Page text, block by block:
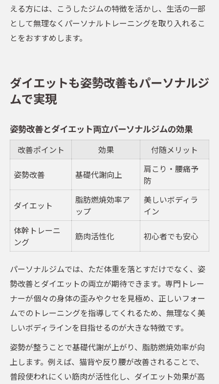
える方には、こうしたジムの特徴を活かし、生活の一部
として無理なくパーソナルトレーニングを取り入れるこ
とをおすすめします。
ダイエットも姿勢改善もパーソナルジ
ムで実現
姿勢改善とダイエット両立パーソナルジムの効果
改善ポイント 効果 付随メリット
姿勢改善 基礎代謝向上
肩こり・腰痛予
防
ダイエット
脂肪燃焼効率ア
ップ
美しいボディラ
イン
体幹トレーニ
ング
筋肉活性化 初心者でも安心
パーソナルジムでは、ただ体重を落とすだけでなく、姿
勢改善とダイエットの両立が期待できます。専門トレー
ナーが個々の身体の歪みやクセを見極め、正しいフォー
ムでのトレーニングを指導してくれるため、無理なく美
しいボディラインを目指せるのが大きな特徴です。
姿勢が整うことで基礎代謝が上がり、脂肪燃焼効率が向
上します。例えば、猫背や反り腰が改善されることで、
普段使われにくい筋肉が活性化し、ダイエット効果が高